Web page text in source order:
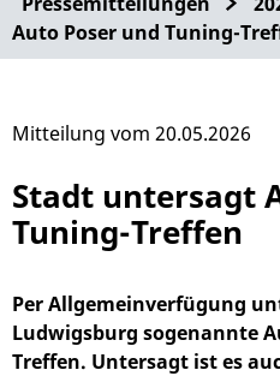
Auto Poser und Tuning-
Stadt untersagt
Tuning-Treffen
Per Allgemeinverfügung
Ludwigsburg sogenannte
Treffen. Untersagt ist es
Mitteilung vom 20.05.2026